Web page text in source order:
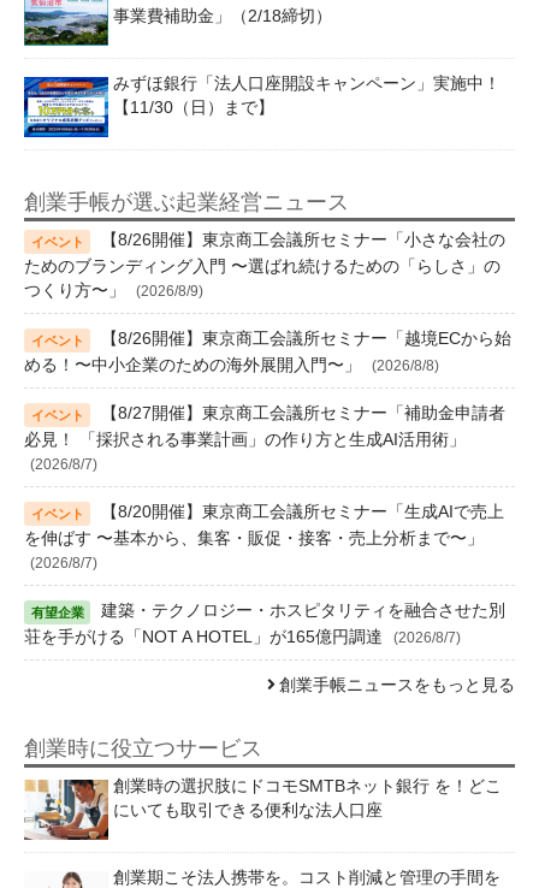
事業費補助金」（2/18締切）
みずほ銀行「法人口座開設キャンペーン」実施中！
【11/30（日）まで】
創業手帳が選ぶ起業経営ニュース
【8/26開催】東京商工会議所セミナー「小さな会社の
ためのブランディング入門 〜選ばれ続けるための「らしさ」の
つくり方〜」
(2026/8/9)
【8/26開催】東京商工会議所セミナー「越境ECから始
める！〜中小企業のための海外展開入門〜」
(2026/8/8)
【8/27開催】東京商工会議所セミナー「補助金申請者
必見！ 「採択される事業計画」の作り方と生成AI活用術」
(2026/8/7)
【8/20開催】東京商工会議所セミナー「生成AIで売上
を伸ばす 〜基本から、集客・販促・接客・売上分析まで〜」
(2026/8/7)
建築・テクノロジー・ホスピタリティを融合させた別
荘を手がける「NOT A HOTEL」が165億円調達
(2026/8/7)
創業手帳ニュースをもっと見る
創業時に役立つサービス
創業時の選択肢にドコモSMTBネット銀行 を！どこ
にいても取引できる便利な法人口座
創業期こそ法人携帯を。コスト削減と管理の手間を